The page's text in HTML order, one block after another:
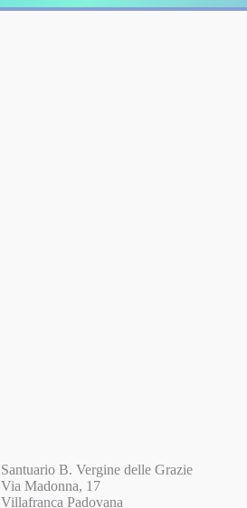
Santuario B. Vergine delle Grazie
Via Madonna, 17
Villafranca Padovana